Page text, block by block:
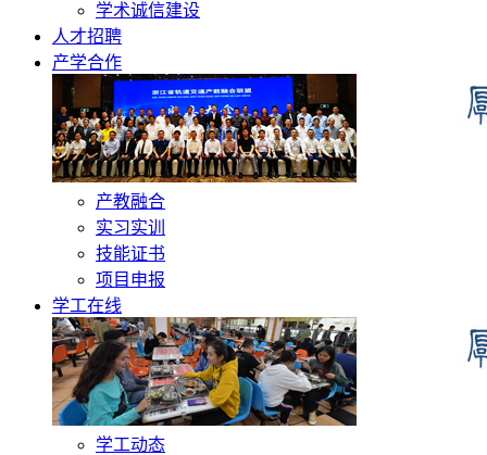
学术诚信建设
人才招聘
产学合作
产教融合
实习实训
技能证书
项目申报
学工在线
学工动态